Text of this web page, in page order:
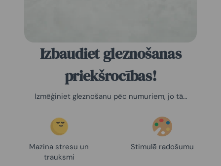
Izbaudiet gleznošanas
priekšrocības!
Izmēģiniet gleznošanu pēc numuriem, jo tā…
Mazina stresu un
trauksmi
Stimulē radošumu